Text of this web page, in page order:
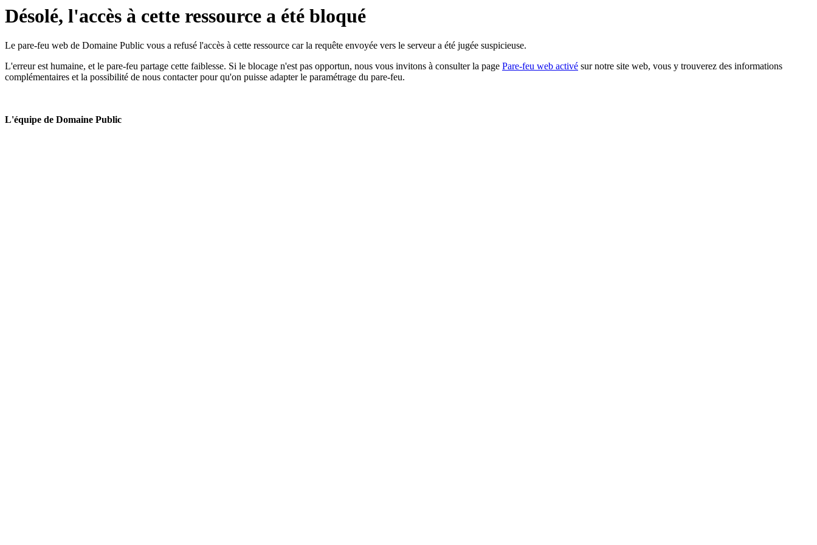
Désolé, l'accès à cette ressource a été bloqué
Le pare-feu web de Domaine Public vous a refusé l'accès à cette ressource car la requête envoyée vers le serveur a été jugée suspicieuse.
L'erreur est humaine, et le pare-feu partage cette faiblesse. Si le blocage n'est pas opportun, nous vous invitons à consulter la page Pare-feu web activé sur notre site web, vous y trouverez des informations
complémentaires et la possibilité de nous contacter pour qu'on puisse adapter le paramétrage du pare-feu.
L'équipe de Domaine Public